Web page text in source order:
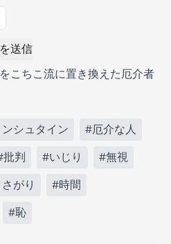
送信
こちこ流に置き換えた厄介者
シュタイン #厄介な人
批判 #いじり #無視
がり #時間
#恥